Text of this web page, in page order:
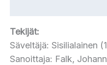
Tekijät:
Säveltäjä: Sisilialainen
Sanoittaja: Falk,